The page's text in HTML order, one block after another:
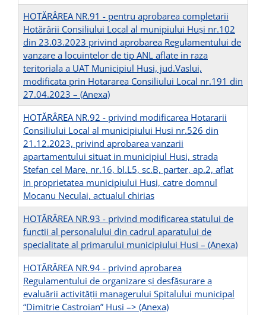
HOTĂRÂREA NR.91 - pentru aprobarea completarii
Hotărârii Consiliului Local al munipiului Huși nr.102
din 23.03.2023 privind aprobarea Regulamentului de
vanzare a locuintelor de tip ANL aflate in raza
teritoriala a UAT Municipiul Husi, jud.Vaslui,
modificata prin Hotararea Consiliului Local nr.191 din
27.04.2023 – (Anexa)
HOTĂRÂREA NR.92 - privind modificarea Hotararii
Consiliului Local al municipiului Husi nr.526 din
21.12.2023, privind aprobarea vanzarii
apartamentului situat in municipiul Husi, strada
Stefan cel Mare, nr.16, bl.L5, sc.B, parter, ap.2, aflat
in proprietatea municipiului Husi, catre domnul
Mocanu Neculai, actualul chirias
HOTĂRÂREA NR.93 - privind modificarea statului de
functii al personalului din cadrul aparatului de
specialitate al primarului municipiului Husi – (Anexa)
HOTĂRÂREA NR.94 - privind aprobarea
Regulamentului de organizare şi desfăşurare a
evaluării activităţii managerului Spitalului municipal
“Dimitrie Castroian” Husi –> (Anexa)